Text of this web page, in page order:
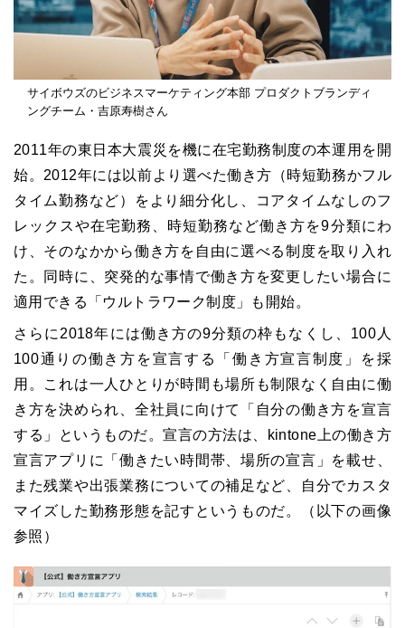
サイボウズのビジネスマーケティング本部 プロダクトブランディ
ングチーム・吉原寿樹さん
2011年の東日本大震災を機に在宅勤務制度の本運用を開
始。2012年には以前より選べた働き方（時短勤務かフル
タイム勤務など）をより細分化し、コアタイムなしのフ
レックスや在宅勤務、時短勤務など働き方を9分類にわ
け、そのなかから働き方を自由に選べる制度を取り入れ
た。同時に、突発的な事情で働き方を変更したい場合に
適用できる「ウルトラワーク制度」も開始。
さらに2018年には働き方の9分類の枠もなくし、100人
100通りの働き方を宣言する「働き方宣言制度」を採
用。これは一人ひとりが時間も場所も制限なく自由に働
き方を決められ、全社員に向けて「自分の働き方を宣言
する」というものだ。宣言の方法は、kintone上の働き方
宣言アプリに「働きたい時間帯、場所の宣言」を載せ、
また残業や出張業務についての補足など、自分でカスタ
マイズした勤務形態を記すというものだ。（以下の画像
参照）